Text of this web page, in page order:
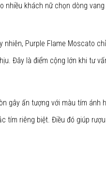
khách nữ chọn dòng
Purple Flame Moscato
Đây là điểm cộng lớn khi tư
gây ấn tượng với màu tím ánh
riêng biệt. Điều đó giúp